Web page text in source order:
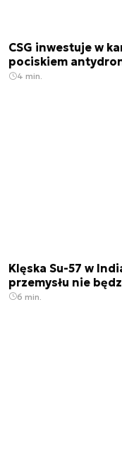
CSG inwestuje w
pociskiem
4 min.
Klęska Su-57 w
przemysłu nie
6 min.